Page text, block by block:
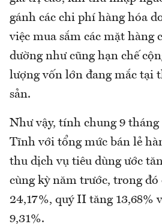
gánh các chi phí hàng hóa
việc mua sắm các mặt hàng
dường như cũng hạn chế
lượng vốn lớn đang mắc tại
sản.
Như vậy, tính chung 9
Tĩnh với tổng mức bán lẻ
thu dịch vụ tiêu dùng ước
cùng kỳ năm trước, trong đó
24,17%, quý II tăng 13,68%
9,31%.